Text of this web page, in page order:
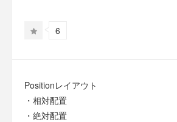
6
Positionレイアウト
・相対配置
・絶対配置